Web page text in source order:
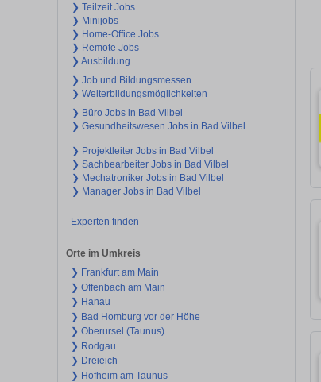
❯ Teilzeit Jobs
❯ Minijobs
❯ Home-Office Jobs
❯ Remote Jobs
❯ Ausbildung
❯ Job und Bildungsmessen
❯ Weiterbildungsmöglichkeiten
❯ Büro Jobs in Bad Vilbel
❯ Gesundheitswesen Jobs in Bad Vilbel
❯ Projektleiter Jobs in Bad Vilbel
❯ Sachbearbeiter Jobs in Bad Vilbel
❯ Mechatroniker Jobs in Bad Vilbel
❯ Manager Jobs in Bad Vilbel
Experten finden
Orte im Umkreis
❯ Frankfurt am Main
❯ Offenbach am Main
❯ Hanau
❯ Bad Homburg vor der Höhe
❯ Oberursel (Taunus)
❯ Rodgau
❯ Dreieich
❯ Hofheim am Taunus